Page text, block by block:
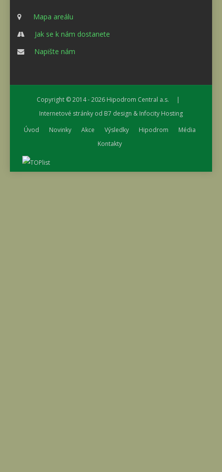
Mapa areálu
Jak se k nám dostanete
Napište nám
Copyright © 2014 - 2026 Hipodrom Central a.s. |
Internetové stránky od B7 design & Infocity Hosting
Úvod
Novinky Akce Výsledky Hipodrom
Média
Kontakty